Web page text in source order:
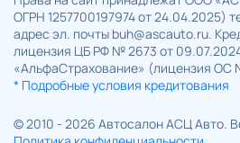
ОГРН 1257700197974 от 24.04.2025)
адрес эл. почты buh@ascauto.ru.
лицензия ЦБ РФ № 2673 от
«АльфаСтрахование» (лицензия ОС
* Подробные условия кредитования
© 2010 - 2026 Автосалон АСЦ Авто.